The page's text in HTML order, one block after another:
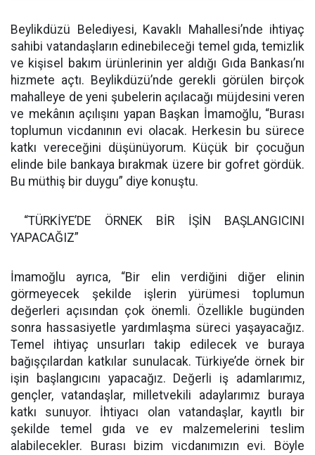
Beylikdüzü Belediyesi, Kavaklı Mahallesi’nde ihtiyaç
sahibi vatandaşların edinebileceği temel gıda, temizlik
ve kişisel bakım ürünlerinin yer aldığı Gıda Bankası’nı
hizmete açtı. Beylikdüzü’nde gerekli görülen birçok
mahalleye de yeni şubelerin açılacağı müjdesini veren
ve mekânın açılışını yapan Başkan İmamoğlu, “Burası
toplumun vicdanının evi olacak. Herkesin bu sürece
katkı vereceğini düşünüyorum. Küçük bir çocuğun
elinde bile bankaya bırakmak üzere bir gofret gördük.
Bu müthiş bir duygu” diye konuştu.
“TÜRKİYE’DE ÖRNEK BİR İŞİN BAŞLANGICINI
YAPACAĞIZ”
İmamoğlu ayrıca, “Bir elin verdiğini diğer elinin
görmeyecek şekilde işlerin yürümesi toplumun
değerleri açısından çok önemli. Özellikle bugünden
sonra hassasiyetle yardımlaşma süreci yaşayacağız.
Temel ihtiyaç unsurları takip edilecek ve buraya
bağışçılardan katkılar sunulacak. Türkiye’de örnek bir
işin başlangıcını yapacağız. Değerli iş adamlarımız,
gençler, vatandaşlar, milletvekili adaylarımız buraya
katkı sunuyor. İhtiyacı olan vatandaşlar, kayıtlı bir
şekilde temel gıda ve ev malzemelerini teslim
alabilecekler. Burası bizim vicdanımızın evi. Böyle